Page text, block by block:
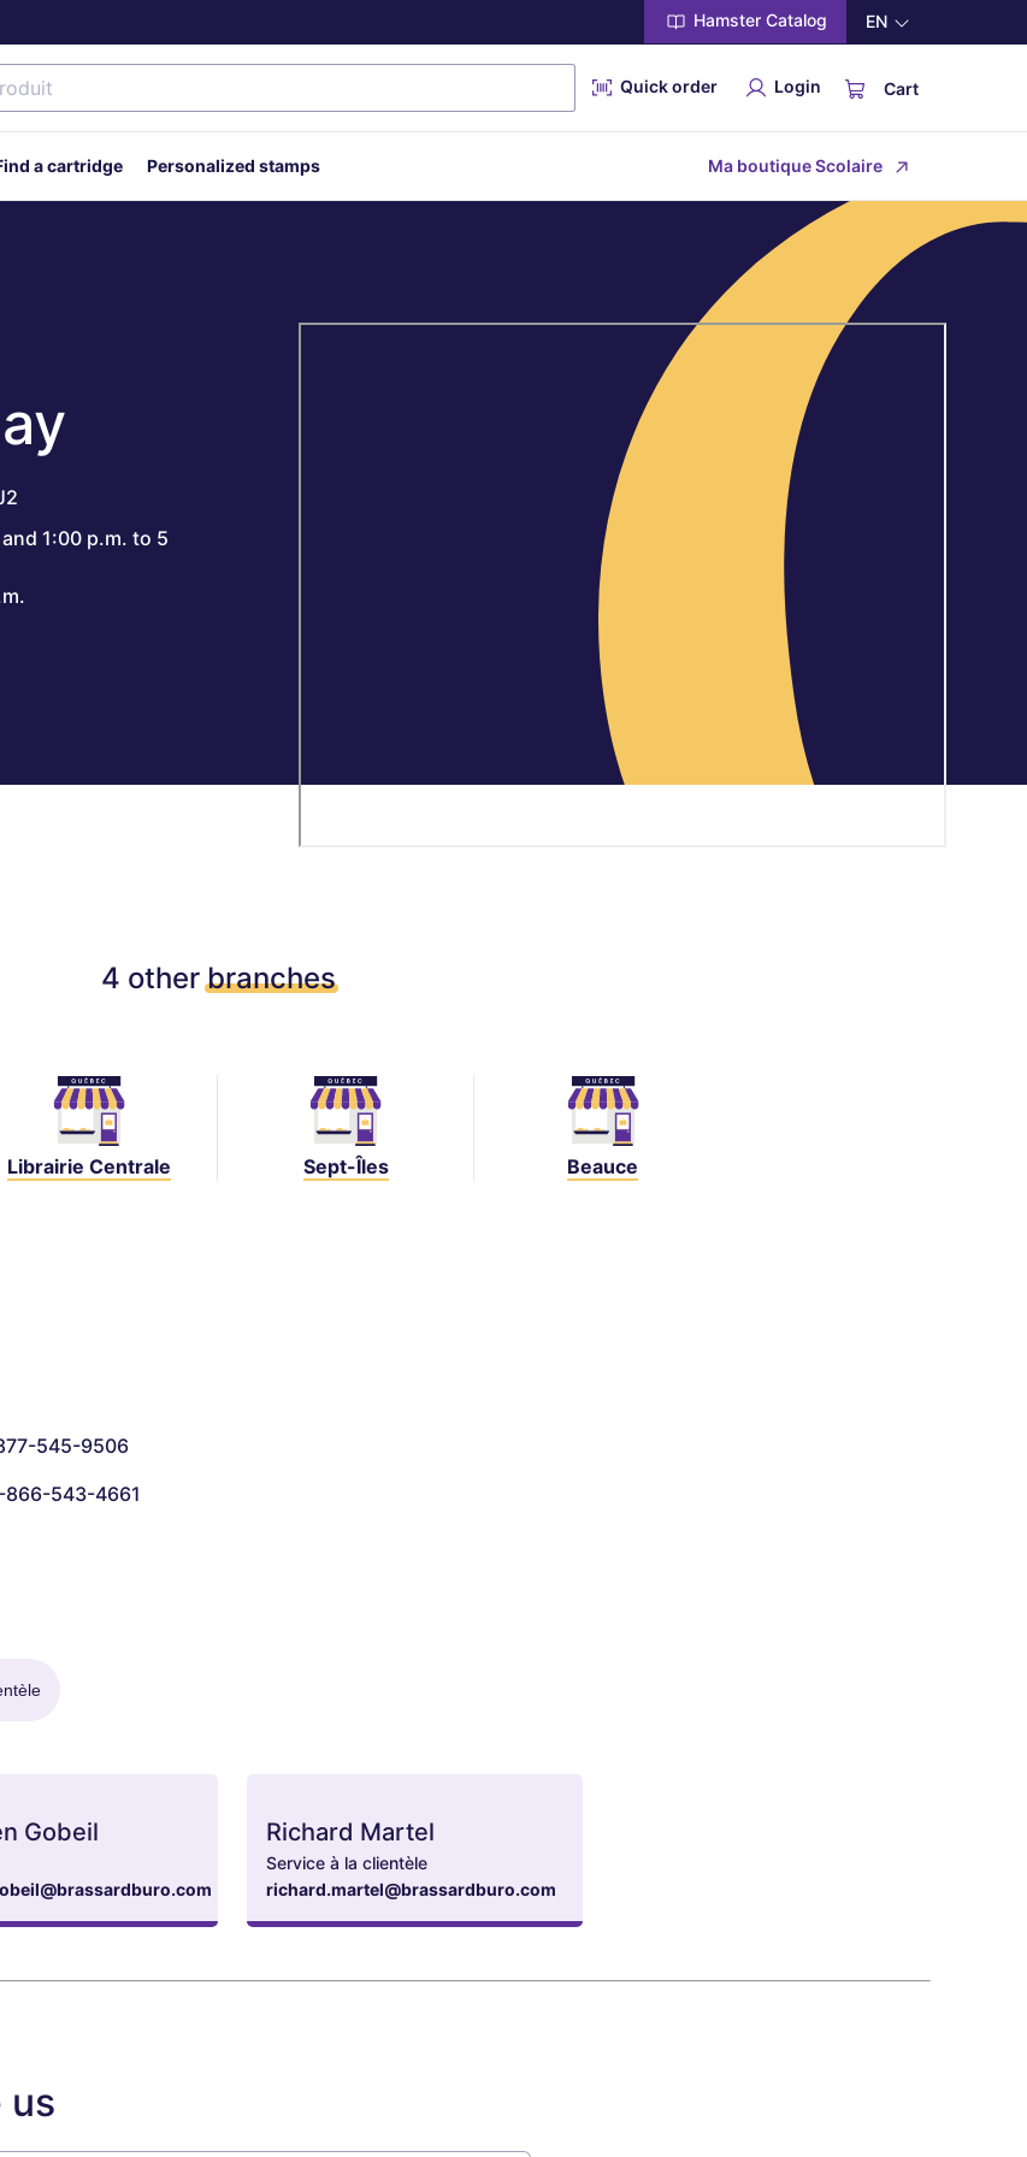
EN
Hamster Catalog
Quick order Login Cart
a cartridge Personalized stamps Ma boutique Scolaire
1:00 p.m. to 5
4 otherbranches
Librairie Centrale Sept-Îles Beauce
545-9506
866-543-4661
Gobeil Richard Martel
Service à la clientèle
richard.martel@brassardburo.com
us